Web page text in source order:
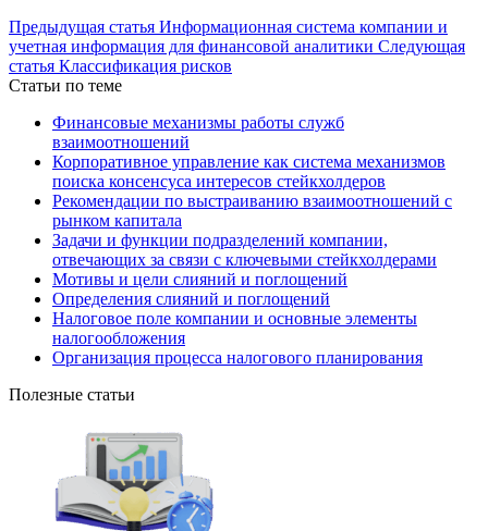
Предыдущая статья Информационная система компании и
учетная информация для финансовой аналитики Следующая
статья Классификация рисков
Статьи по теме
Финансовые механизмы работы служб
взаимоотношений
Корпоративное управление как система механизмов
поиска консенсуса интересов стейкхолдеров
Рекомендации по выстраиванию взаимоотношений с
рынком капитала
Задачи и функции подразделений компании,
отвечающих за связи с ключевыми стейкхолдерами
Мотивы и цели слияний и поглощений
Определения слияний и поглощений
Налоговое поле компании и основные элементы
налогообложения
Организация процесса налогового планирования
Полезные статьи